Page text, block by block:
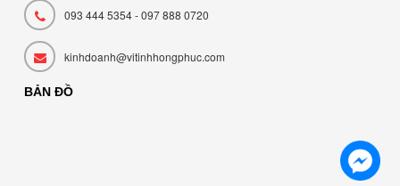
093 444 5354 - 097 888 0720
kinhdoanh@vitinhhongphuc.com
BẢN ĐỒ